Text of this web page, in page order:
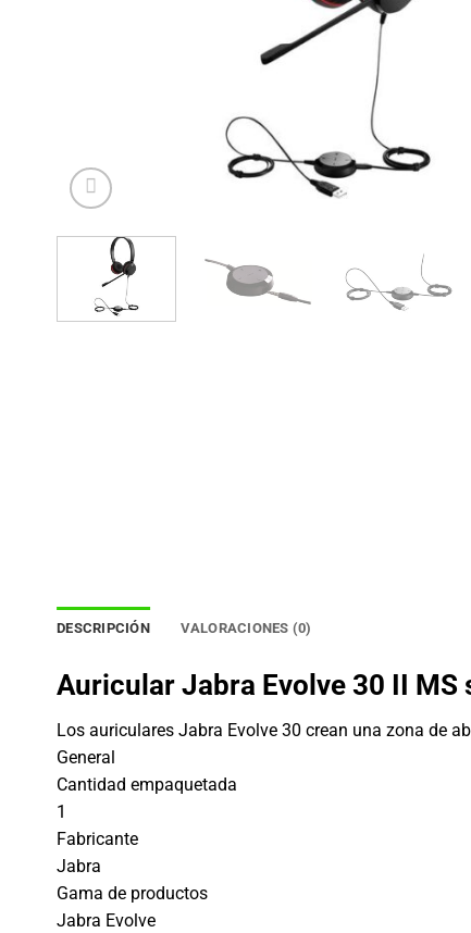
DESCRIPCIÓN VALORACIONES (0)
Auricular Jabra Evolve 30 II
Los auriculares Jabra Evolve 30 crean una zona de
General
Cantidad empaquetada
1
Fabricante
Jabra
Gama de productos
Jabra Evolve